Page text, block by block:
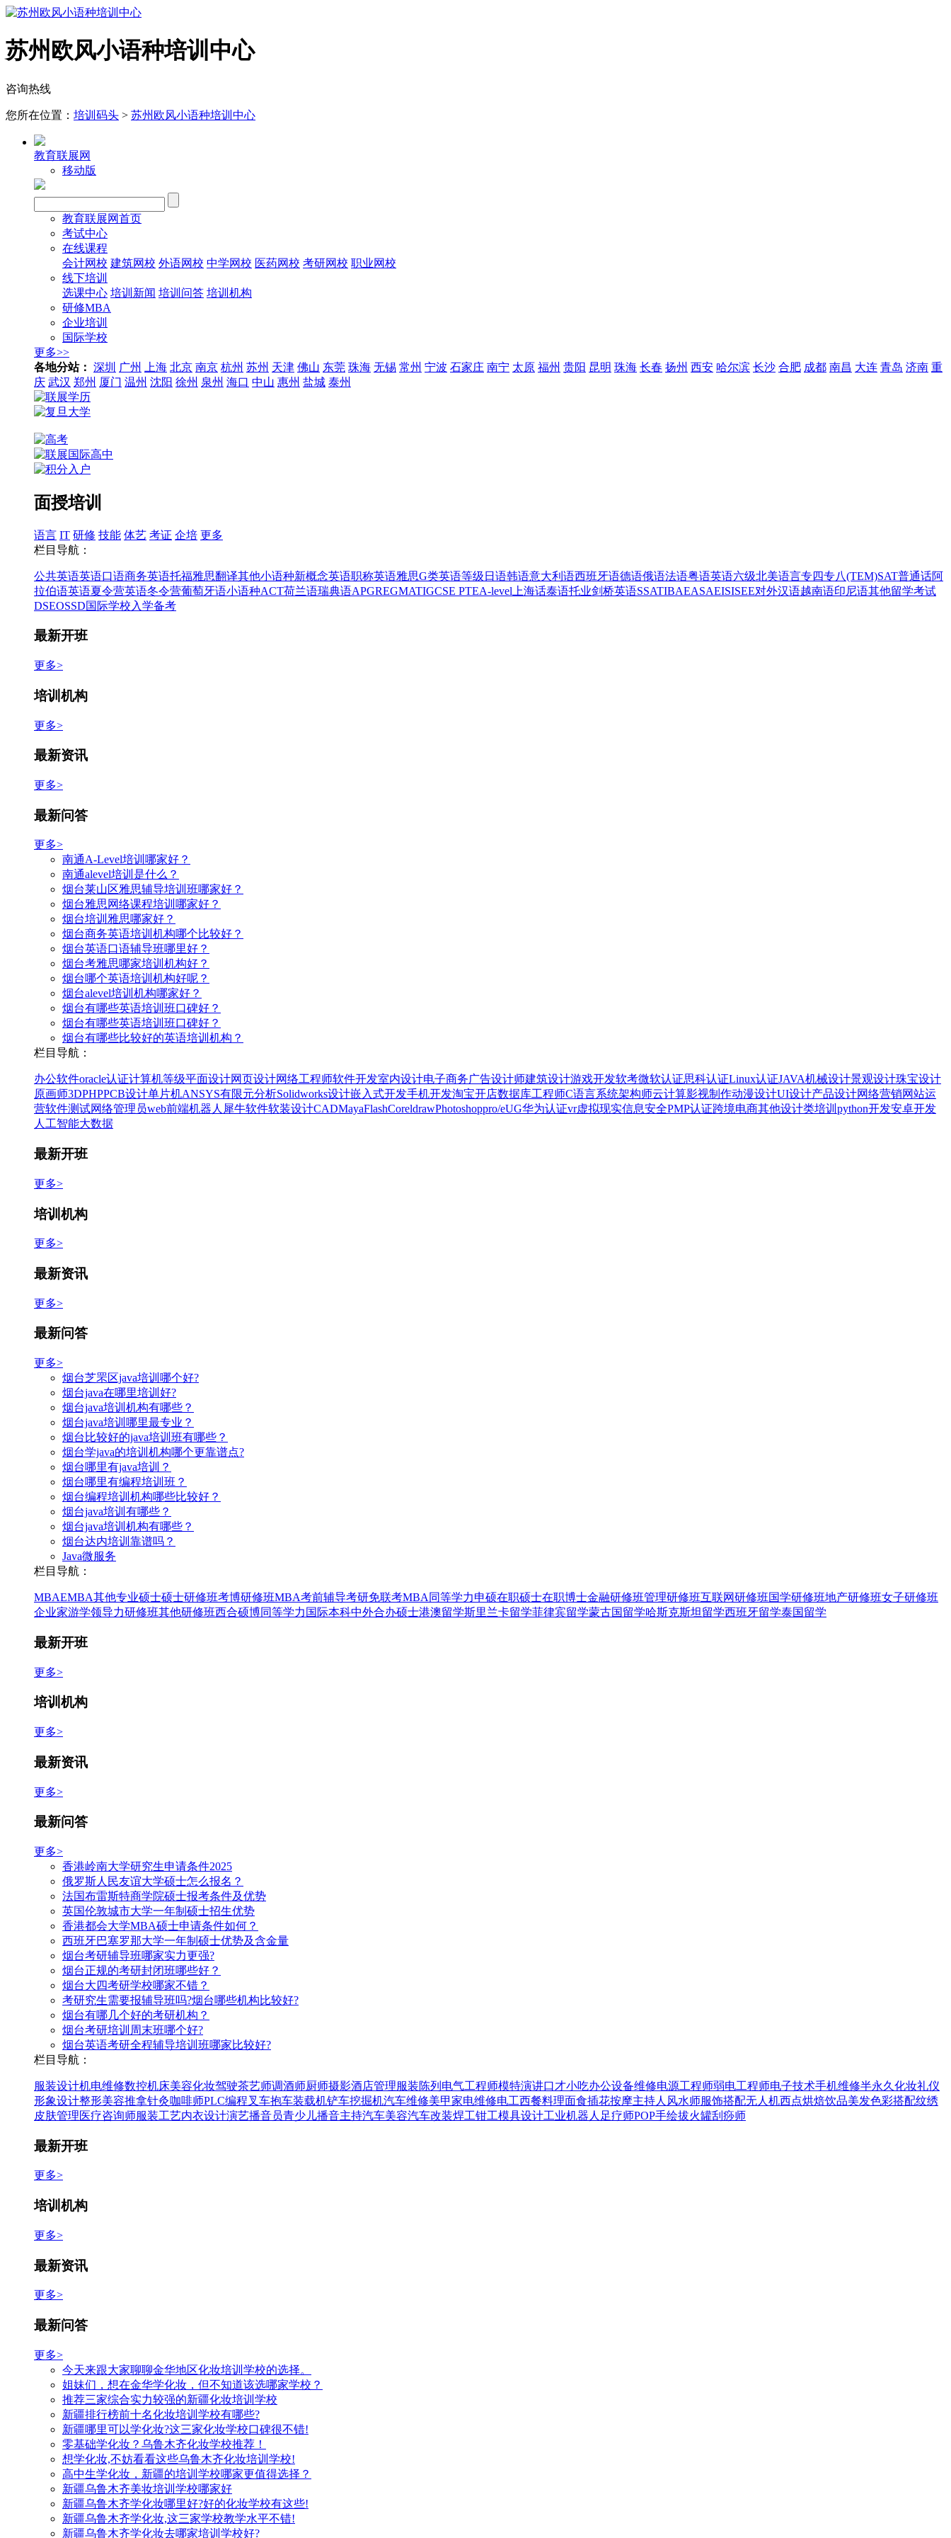
苏州欧风小语种培训中心
咨询热线
您所在位置： 培训码头 > 苏州欧风小语种培训中心
教育联展网
移动版
教育联展网首页
考试中心
在线课程
会计网校 建筑网校 外语网校 中学网校 医药网校 考研网校 职业网校
线下培训
选课中心 培训新闻 培训问答 培训机构
研修MBA
企业培训
国际学校
更多>>
各地分站： 深圳 广州 上海 北京 南京 杭州 苏州 天津 佛山 东莞 珠海 无锡 常州 宁波 石家庄 南宁 太原 福州 贵阳 昆明 珠海 长春 扬州 西安 哈尔滨 长沙 合肥 成都 南昌 大连 青岛 济南 重
庆 武汉 郑州 厦门 温州 沈阳 徐州 泉州 海口 中山 惠州 盐城 泰州
面授培训
语言 IT 研修 技能 体艺 考证 企培 更多
栏目导航：
公共英语英语口语商务英语托福雅思翻译其他小语种新概念英语职称英语雅思G类英语等级 日语韩语意大利语西班牙语德语俄语法语粤语英语六级北美语言专四专八(TEM)SAT普通话阿
拉伯语英语夏令营英语冬令营葡萄牙语小语种ACT荷兰语瑞典语APGREGMATIGCSE PTEA-level 上海话泰语托业剑桥英语SSATIBAEASAEISISEE对外汉语越南语印尼语其他留学考试
DSEOSSD国际学校入学备考
最新开班
更多>
培训机构
更多>
最新资讯
更多>
最新问答
更多>
南通A-Level培训哪家好？
南通alevel培训是什么？
烟台莱山区雅思辅导培训班哪家好？
烟台雅思网络课程培训哪家好？
烟台培训雅思哪家好？
烟台商务英语培训机构哪个比较好？
烟台英语口语辅导班哪里好？
烟台考雅思哪家培训机构好？
烟台哪个英语培训机构好呢？
烟台alevel培训机构哪家好？
烟台有哪些英语培训班口碑好？
烟台有哪些英语培训班口碑好？
烟台有哪些比较好的英语培训机构？
栏目导航：
办公软件oracle认证计算机等级平面设计网页设计网络工程师软件开发室内设计电子商务广告设计师建筑设计游戏开发软考微软认证思科认证Linux认证JAVA机械设计景观设计珠宝设计
原画师3DPHPPCB设计单片机ANSYS有限元分析Solidworks设计嵌入式开发手机开发淘宝开店数据库工程师C语言系统架构师云计算影视制作动漫设计UI设计产品设计网络营销网站运
营软件测试网络管理员web前端机器人 犀牛软件软装设计CADMayaFlashCoreldrawPhotoshoppro/eUG华为认证vr虚拟现实信息安全PMP认证跨境电商其他设计类培训 python开发安卓开发
人工智能大数据
最新开班
更多>
培训机构
更多>
最新资讯
更多>
最新问答
更多>
烟台芝罘区java培训哪个好?
烟台java在哪里培训好?
烟台java培训机构有哪些？
烟台java培训哪里最专业？
烟台比较好的java培训班有哪些？
烟台学java的培训机构哪个更靠谱点?
烟台哪里有java培训？
烟台哪里有编程培训班？
烟台编程培训机构哪些比较好？
烟台java培训有哪些？
烟台java培训机构有哪些？
烟台达内培训靠谱吗？
Java微服务
栏目导航：
MBAEMBA其他专业硕士硕士研修班考博研修班MBA考前辅导考研免联考MBA 同等学力申硕在职硕士在职博士金融研修班管理研修班互联网研修班国学研修班地产研修班女子研修班
企业家游学领导力研修班其他研修班西合硕博同等学力 国际本科中外合办硕士港澳留学斯里兰卡留学菲律宾留学蒙古国留学哈斯克斯坦留学西班牙留学泰国留学
最新开班
更多>
培训机构
更多>
最新资讯
更多>
最新问答
更多>
香港岭南大学研究生申请条件2025
俄罗斯人民友谊大学硕士怎么报名？
法国布雷斯特商学院硕士报考条件及优势
英国伦敦城市大学一年制硕士招生优势
香港都会大学MBA硕士申请条件如何？
西班牙巴塞罗那大学一年制硕士优势及含金量
烟台考研辅导班哪家实力更强?
烟台正规的考研封闭班哪些好？
烟台大四考研学校哪家不错？
考研究生需要报辅导班吗?烟台哪些机构比较好?
烟台有哪几个好的考研机构？
烟台考研培训周末班哪个好?
烟台英语考研全程辅导培训班哪家比较好?
栏目导航：
服装设计机电维修数控机床美容化妆驾驶茶艺师调酒师厨师摄影酒店管理服装陈列 电气工程师模特演讲口才小吃办公设备维修电源工程师弱电工程师电子技术手机维修半永久化妆礼仪
形象设计整形美容推拿针灸咖啡师PLC编程叉车抱车装载机铲车挖掘机汽车维修美甲家电维修电工西餐料理面食插花按摩主持人 风水师服饰搭配无人机西点烘焙饮品美发色彩搭配纹绣
皮肤管理医疗咨询师服装工艺内衣设计演艺播音员青少儿播音主持汽车美容汽车改装焊工钳工模具设计工业机器人 足疗师POP手绘拔火罐刮痧师
最新开班
更多>
培训机构
更多>
最新资讯
更多>
最新问答
更多>
今天来跟大家聊聊金华地区化妆培训学校的选择。
姐妹们，想在金华学化妆，但不知道该选哪家学校？
推荐三家综合实力较强的新疆化妆培训学校
新疆排行榜前十名化妆培训学校有哪些?
新疆哪里可以学化妆?这三家化妆学校口碑很不错!
零基础学化妆？乌鲁木齐化妆学校推荐！
想学化妆,不妨看看这些乌鲁木齐化妆培训学校!
高中生学化妆，新疆的培训学校哪家更值得选择？
新疆乌鲁木齐美妆培训学校哪家好
新疆乌鲁木齐学化妆哪里好?好的化妆学校有这些!
新疆乌鲁木齐学化妆,这三家学校教学水平不错!
新疆乌鲁木齐学化妆去哪家培训学校好?